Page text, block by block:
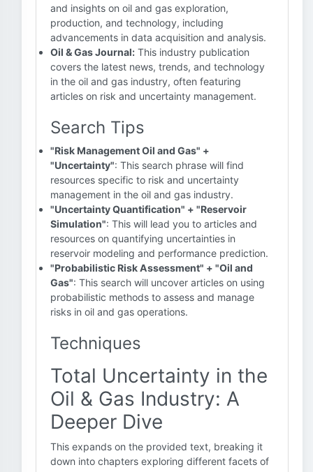
and insights on oil and gas exploration,
production, and technology, including
advancements in data acquisition and analysis.
Oil & Gas Journal: This industry publication
covers the latest news, trends, and technology
in the oil and gas industry, often featuring
articles on risk and uncertainty management.
Search Tips
"Risk Management Oil and Gas" +
"Uncertainty": This search phrase will find
resources specific to risk and uncertainty
management in the oil and gas industry.
"Uncertainty Quantification" + "Reservoir
Simulation": This will lead you to articles and
resources on quantifying uncertainties in
reservoir modeling and performance prediction.
"Probabilistic Risk Assessment" + "Oil and
Gas": This search will uncover articles on using
probabilistic methods to assess and manage
risks in oil and gas operations.
Techniques
Total Uncertainty in the
Oil & Gas Industry: A
Deeper Dive
This expands on the provided text, breaking it
down into chapters exploring different facets of